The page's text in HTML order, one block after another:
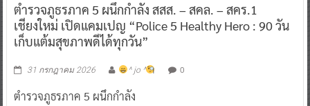
ตำรวจภูธรภาค 5 ผนึกกำลัง สสส. – สคล. – สคร.1
เชียงใหม่ เปิดแคมเปญ “Police 5 Healthy Hero : 90 วัน
เก็บแต้มสุขภาพดีได้ทุกวัน”
31 กรกฎาคม 2026 ^ jo ^ 0
ตำรวจภูธรภาค 5 ผนึกกำลัง